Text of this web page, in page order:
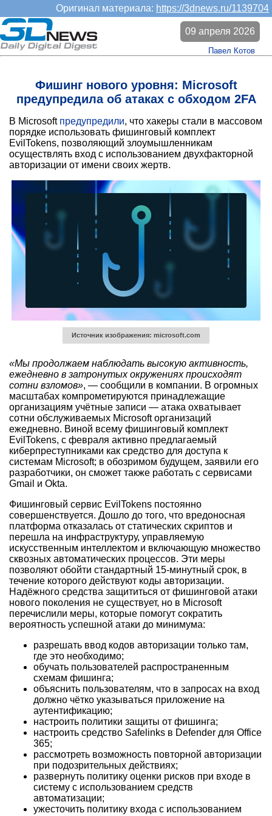
Оригинал материала: https://3dnews.ru/1139704
Фишинг нового уровня: Microsoft
предупредила об атаках с обходом 2FA
09 апреля 2026
Павел Котов
В Microsoft предупредили, что хакеры стали в массовом
порядке использовать фишинговый комплект
EvilTokens, позволяющий злоумышленникам
осуществлять вход с использованием двухфакторной
авторизации от имени своих жертв.
Источник изображения: microsoft.com
«Мы продолжаем наблюдать высокую активность,
ежедневно в затронутых окружениях происходят
сотни взломов», — сообщили в компании. В огромных
масштабах компрометируются принадлежащие
организациям учётные записи — атака охватывает
сотни обслуживаемых Microsoft организаций
ежедневно. Виной всему фишинговый комплект
EvilTokens, с февраля активно предлагаемый
киберпреступниками как средство для доступа к
системам Microsoft; в обозримом будущем, заявили его
разработчики, он сможет также работать с сервисами
Gmail и Okta.
Фишинговый сервис EvilTokens постоянно
совершенствуется. Дошло до того, что вредоносная
платформа отказалась от статических скриптов и
перешла на инфраструктуру, управляемую
искусственным интеллектом и включающую множество
сквозных автоматических процессов. Эти меры
позволяют обойти стандартный 15-минутный срок, в
течение которого действуют коды авторизации.
Надёжного средства защититься от фишинговой атаки
нового поколения не существует, но в Microsoft
перечислили меры, которые помогут сократить
вероятность успешной атаки до минимума:
разрешать ввод кодов авторизации только там,
где это необходимо;
обучать пользователей распространенным
схемам фишинга;
объяснить пользователям, что в запросах на вход
должно чётко указываться приложение на
аутентификацию;
настроить политики защиты от фишинга;
настроить средство Safelinks в Defender для Office
365;
рассмотреть возможность повторной авторизации
при подозрительных действиях;
развернуть политику оценки рисков при входе в
систему с использованием средств
автоматизации;
ужесточить политику входа с использованием